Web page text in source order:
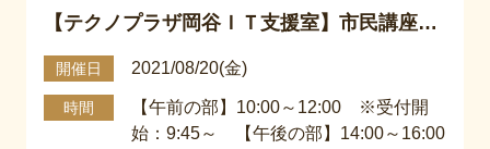
【テクノプラザ岡谷ＩＴ支援室】市民講座
『塗り替えセミナー』
開催日 2021/08/20(金)
時間
【午前の部】10:00～12:00 ※受付開
始：9:45～ 【午後の部】14:00～16:00